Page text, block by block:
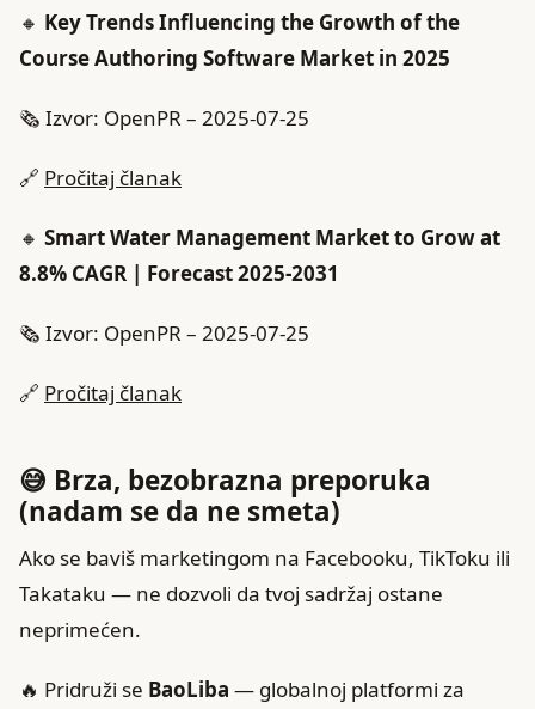
🔸 Key Trends Influencing the Growth of the
Course Authoring Software Market in 2025
🗞️ Izvor: OpenPR – 2025-07-25
🔗 Pročitaj članak
🔸 Smart Water Management Market to Grow at
8.8% CAGR | Forecast 2025-2031
🗞️ Izvor: OpenPR – 2025-07-25
🔗 Pročitaj članak
😅 Brza, bezobrazna preporuka
(nadam se da ne smeta)
Ako se baviš marketingom na Facebooku, TikToku ili
Takataku — ne dozvoli da tvoj sadržaj ostane
neprimećen.
🔥 Pridruži se BaoLiba — globalnoj platformi za